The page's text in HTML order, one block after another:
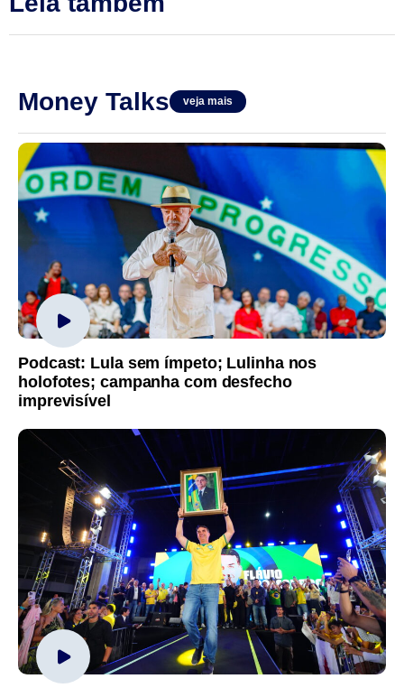
Money Talks veja mais
Podcast: Lula sem ímpeto; Lulinha nos
holofotes; campanha com desfecho
imprevisível